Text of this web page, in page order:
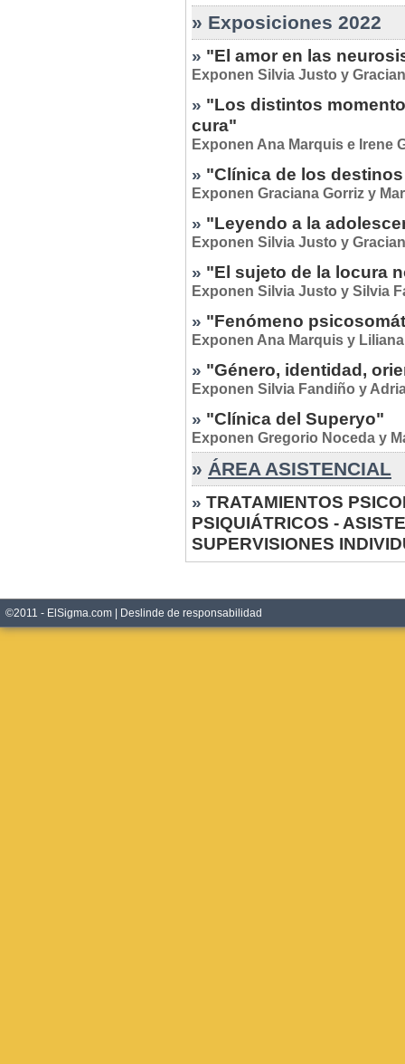
» Exposiciones 2022
» "El amor en las
Exponen Silvia Justo y
» "Los distintos
cura"
Exponen Ana Marquis e Irene
» "Clínica de los
Exponen Graciana Gorriz y
» "Leyendo a la
Exponen Silvia Justo y
» "El sujeto de la locura
Exponen Silvia Justo y Silvia
» "Fenómeno
Exponen Ana Marquis y
» "Género, identidad,
Exponen Silvia Fandiño y
» "Clínica del Superyo"
Exponen Gregorio Noceda y
» ÁREA ASISTENCIAL
» TRATAMIENTOS
PSIQUIÁTRICOS -
SUPERVISIONES
©2011 - ElSigma.com | Deslinde de responsabilidad